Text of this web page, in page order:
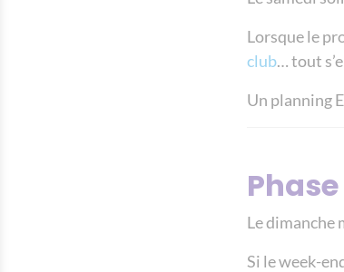
Lorsque le
club… tout
Un planning
Le dimanche
Si le week-